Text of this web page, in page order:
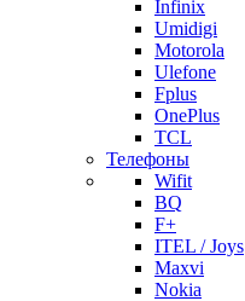
Infinix
Umidigi
Motorola
Ulefone
Fplus
OnePlus
TCL
Телефоны
Wifit
BQ
F+
ITEL / Joys
Maxvi
Nokia